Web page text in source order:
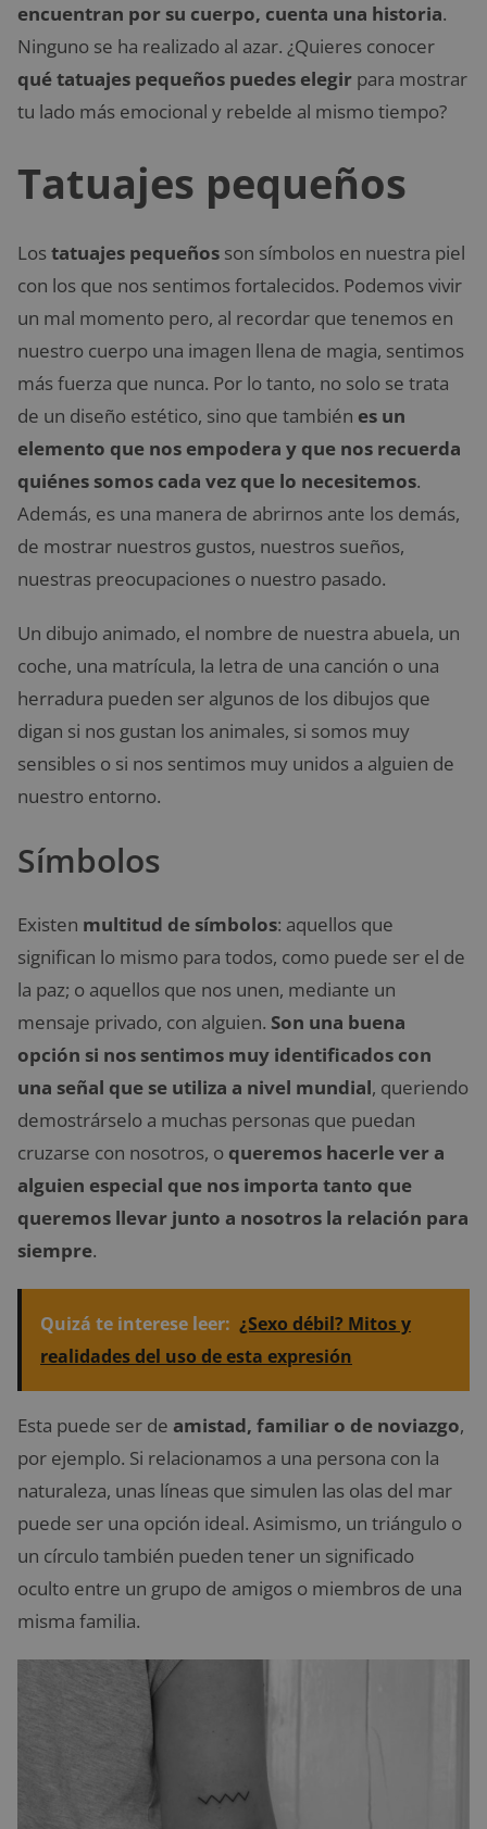
encuentran por su cuerpo, cuenta una historia.
Ninguno se ha realizado al azar. ¿Quieres conocer
qué tatuajes pequeños puedes elegir para mostrar
tu lado más emocional y rebelde al mismo tiempo?
Tatuajes pequeños
Lostatuajes pequeños son símbolos en nuestra piel
con los que nos sentimos fortalecidos. Podemos vivir
un mal momento pero, al recordar que tenemos en
nuestro cuerpo una imagen llena de magia, sentimos
más fuerza que nunca. Por lo tanto, no solo se trata
de un diseño estético, sino que también es un
elemento que nos empodera y que nos recuerda
quiénes somos cada vez que lo necesitemos.
Además, es una manera de abrirnos ante los demás,
de mostrar nuestros gustos, nuestros sueños,
nuestras preocupaciones o nuestro pasado.
Un dibujo animado, el nombre de nuestra abuela, un
coche, una matrícula, la letra de una canción o una
herradura pueden ser algunos de los dibujos que
digan si nos gustan los animales, si somos muy
sensibles o si nos sentimos muy unidos a alguien de
nuestro entorno.
Símbolos
Existen multitud de símbolos: aquellos que
significan lo mismo para todos, como puede ser el de
la paz; o aquellos que nos unen, mediante un
mensaje privado, con alguien. Son una buena
opción si nos sentimos muy identificados con
una señal que se utiliza a nivel mundial, queriendo
demostrárselo a muchas personas que puedan
cruzarse con nosotros, o queremos hacerle ver a
alguien especial que nos importa tanto que
queremos llevar junto a nosotros la relación para
siempre.
Quizá te interese leer: ¿Sexo débil? Mitos y
realidades del uso de esta expresión
Esta puede ser de amistad, familiar o de noviazgo,
por ejemplo. Si relacionamos a una persona con la
naturaleza, unas líneas que simulen las olas del mar
puede ser una opción ideal. Asimismo, un triángulo o
un círculo también pueden tener un significado
oculto entre un grupo de amigos o miembros de una
misma familia.